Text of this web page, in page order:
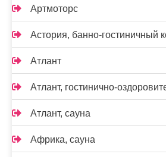
Артмоторс
Астория, банно-гостиничный
Атлант
Атлант, гостинично-
Атлант, сауна
Африка, сауна